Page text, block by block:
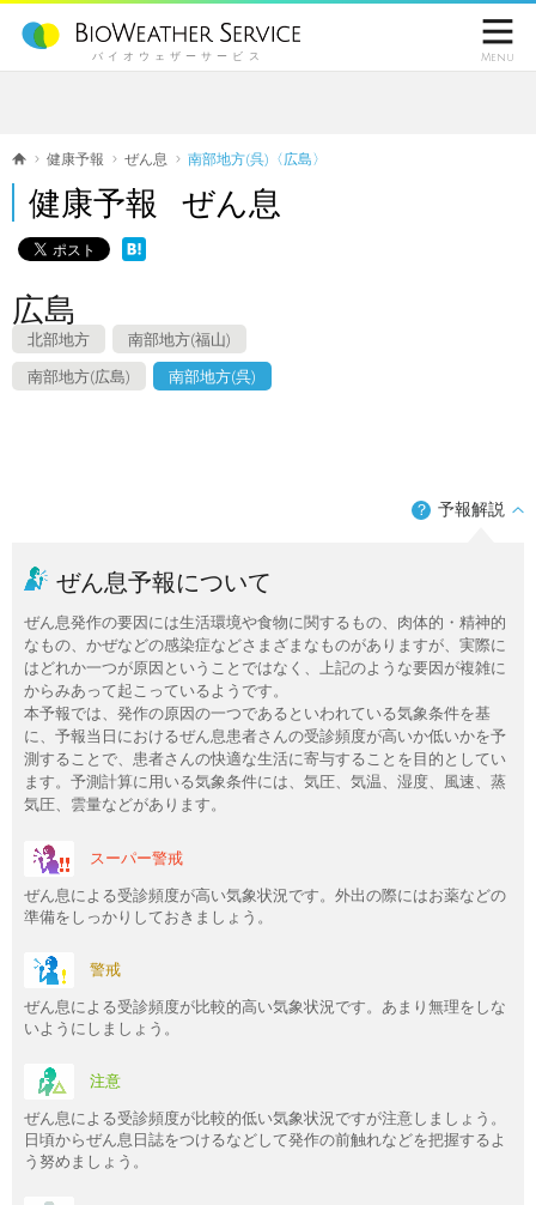
バイオウェザーサービス

Menu
健康予報 ぜん息 南部地方(呉)〈広島〉
健康予報 ぜん息
広島
北部地方 南部地方(福山)
南部地方(広島) 南部地方(呉)
？ 予報解説
ぜん息予報について
ぜん息発作の要因には生活環境や食物に関するもの、肉体的・精神的
なもの、かぜなどの感染症などさまざまなものがありますが、実際に
はどれか一つが原因ということではなく、上記のような要因が複雑に
からみあって起こっているようです。
本予報では、発作の原因の一つであるといわれている気象条件を基
に、予報当日におけるぜん息患者さんの受診頻度が高いか低いかを予
測することで、患者さんの快適な生活に寄与することを目的としてい
ます。予測計算に用いる気象条件には、気圧、気温、湿度、風速、蒸
気圧、雲量などがあります。
スーパー警戒
ぜん息による受診頻度が高い気象状況です。外出の際にはお薬などの
準備をしっかりしておきましょう。
警戒
ぜん息による受診頻度が比較的高い気象状況です。あまり無理をしな
いようにしましょう。
注意
ぜん息による受診頻度が比較的低い気象状況ですが注意しましょう。
日頃からぜん息日誌をつけるなどして発作の前触れなどを把握するよ
う努めましょう。